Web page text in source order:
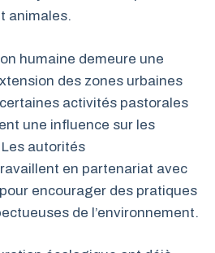
animales.
humaine demeure une
des zones urbaines
activités pastorales
une influence sur les
autorités
en partenariat avec
encourager des pratiques
de l’environnement.